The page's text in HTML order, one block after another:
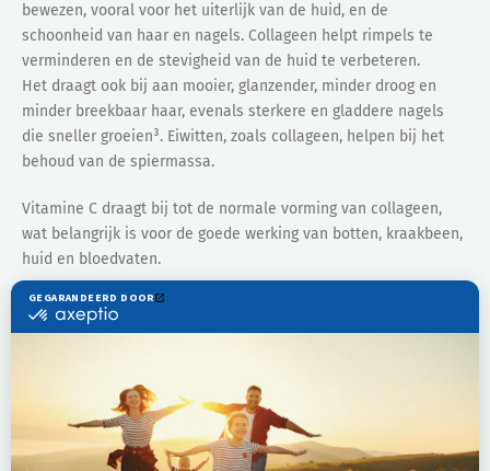
bewezen, vooral voor het uiterlijk van de huid, en de
schoonheid van haar en nagels. Collageen helpt rimpels te
verminderen en de stevigheid van de huid te verbeteren.
Het draagt ook bij aan mooier, glanzender, minder droog en
minder breekbaar haar, evenals sterkere en gladdere nagels
die sneller groeien³. Eiwitten, zoals collageen, helpen bij het
behoud van de spiermassa.
Vitamine C draagt bij tot de normale vorming van collageen,
wat belangrijk is voor de goede werking van botten, kraakbeen,
huid en bloedvaten.
¹ Klinische studie bij 95 vrouwen, 2,5 of 5 g collageen
gedurende 3 maanden
³ Klinische studie met 10 proefpersonen die dagelijks 10 g
Naticol® innamen